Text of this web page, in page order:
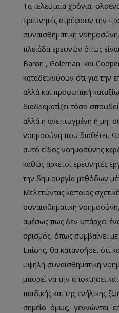
Τα τελευταία χρόνια,
ερευνητές στρέφουν την
συναισθηματική
πλειάδα ερευνών όπως
Baron , Goleman και
καταδεικνύουν ότι για την
αλλά και προσωπική
διαδραματίζει τόσο
αλλά η ανεπτυγμένη ή μη,
νοημοσύνη που διαθέτει.
αυτό είδος νοημοσύνης
καθώς αρκετοί ερευνητές
την δημιουργία μεθόδων
Μελετώντας κάποιος
συναισθηματική
αμέσως πως δεν υπάρχει
ορισμός, όπως συμβαίνει
Επίσης, θα κατανοήσει ότι
υψηλή συναισθηματική
μπορεί να την αποκτήσει
παιδικής και της ενήλικης
σημείο όμως, γεννώνται